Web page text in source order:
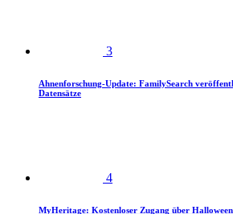
3
Ahnenforschung-Update: FamilySearch
Datensätze
4
MyHeritage: Kostenloser Zugang über